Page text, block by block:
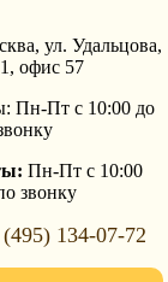
ул. Удальцова,
офис 57
Пн-Пт с 10:00 до
Пн-Пт с 10:00
звонку
134-07-72